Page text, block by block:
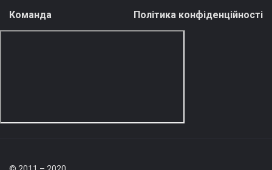
Команда Політика конфіденційності